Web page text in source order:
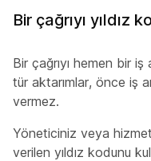
Bir çağrıyı yıldız
Bir çağrıyı hemen bir
tür aktarımlar, önce iş
vermez.
Yöneticiniz veya hizmet
verilen yıldız kodunu